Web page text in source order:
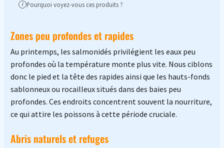
i Pourquoi voyez-vous ces produits ?
Zones peu profondes et rapides
Au printemps, les salmonidés privilégient les eaux peu
profondes où la température monte plus vite. Nous ciblons
donc le pied et la tête des rapides ainsi que les hauts-fonds
sablonneux ou rocailleux situés dans des baies peu
profondes. Ces endroits concentrent souvent la nourriture,
ce qui attire les poissons à cette période cruciale.
Abris naturels et refuges